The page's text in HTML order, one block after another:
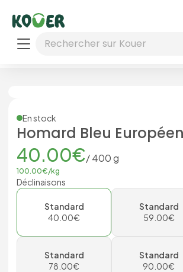
Rechercher sur Kouer
En stock
Homard Bleu
40.00€/400g
100.00€/kg
Déclinaisons
Standard
40.00€
Standard
59.00€
Standard
78.00€
Standard
90.00€